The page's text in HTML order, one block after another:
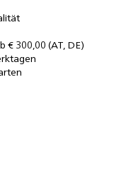
€ 300,00 (AT, DE)